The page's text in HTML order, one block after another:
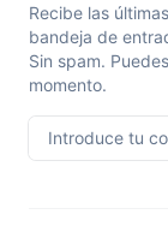
Recibe las
bandeja de
Sin spam.
momento.
Introduce tu